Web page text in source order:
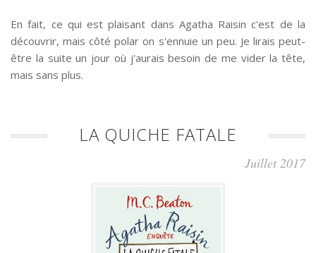
En fait, ce qui est plaisant dans Agatha Raisin c'est de la
découvrir, mais côté polar on s'ennuie un peu. Je lirais peut-
être la suite un jour où j'aurais besoin de me vider la tête,
mais sans plus.
LA QUICHE FATALE
Juillet 2017